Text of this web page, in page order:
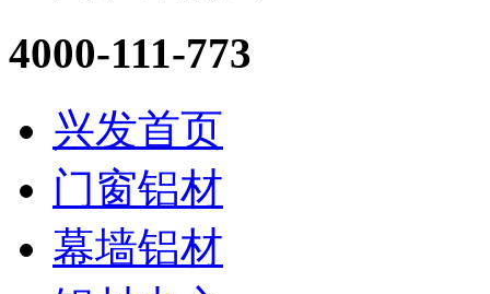
4000-111-773
兴发首页
门窗铝材
幕墙铝材